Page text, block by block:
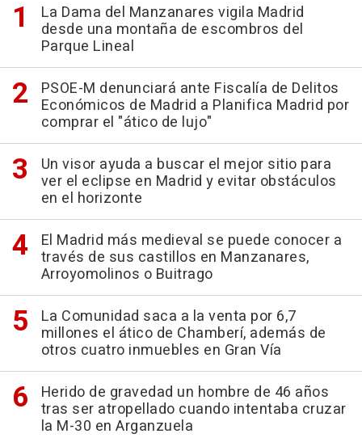
La Dama del Manzanares vigila Madrid
desde una montaña de escombros del
Parque Lineal
PSOE-M denunciará ante Fiscalía de Delitos
Económicos de Madrid a Planifica Madrid por
comprar el "ático de lujo"
Un visor ayuda a buscar el mejor sitio para
ver el eclipse en Madrid y evitar obstáculos
en el horizonte
El Madrid más medieval se puede conocer a
través de sus castillos en Manzanares,
Arroyomolinos o Buitrago
La Comunidad saca a la venta por 6,7
millones el ático de Chamberí, además de
otros cuatro inmuebles en Gran Vía
Herido de gravedad un hombre de 46 años
tras ser atropellado cuando intentaba cruzar
la M-30 en Arganzuela